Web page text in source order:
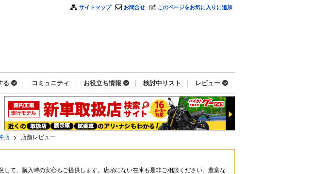
サイトマップ お問合せ このページをお気に入りに追加
る コミュニティ お役立ち情報 検討中リスト レビュー
店 店舗レビュー
て、購入時の安心もご提供します。店頭にない在庫も是非ご相談ください。豊富な